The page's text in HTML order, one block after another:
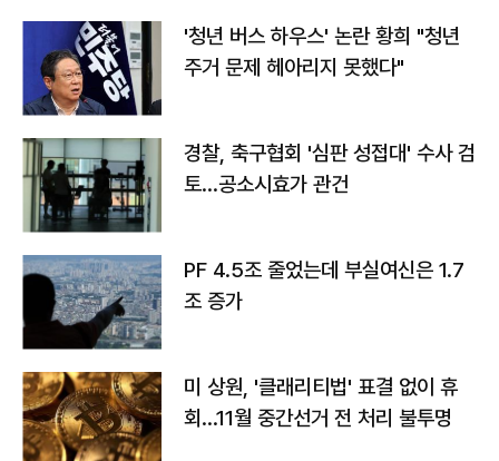
'청년 버스 하우스' 논란 황희 "청년
주거 문제 헤아리지 못했다"
경찰, 축구협회 '심판 성접대' 수사 검
토…공소시효가 관건
PF 4.5조 줄었는데 부실여신은 1.7
조 증가
미 상원, '클래리티법' 표결 없이 휴
회…11월 중간선거 전 처리 불투명